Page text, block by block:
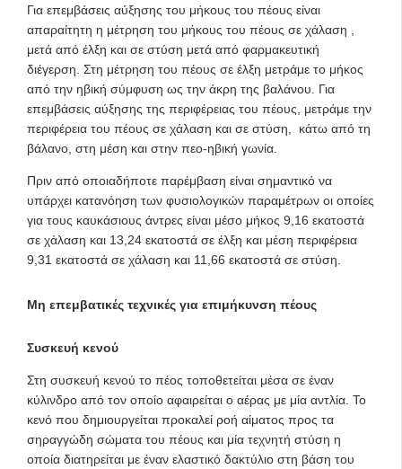
Για επεμβάσεις αύξησης του μήκους του πέους είναι
απαραίτητη η μέτρηση του μήκους του πέους σε χάλαση ,
μετά από έλξη και σε στύση μετά από φαρμακευτική
διέγερση. Στη μέτρηση του πέους σε έλξη μετράμε το μήκος
από την ηβική σύμφυση ως την άκρη της βαλάνου. Για
επεμβάσεις αύξησης της περιφέρειας του πέους, μετράμε την
περιφέρεια του πέους σε χάλαση και σε στύση, κάτω από τη
βάλανο, στη μέση και στην πεο-ηβική γωνία.
Πριν από οποιαδήποτε παρέμβαση είναι σημαντικό να
υπάρχει κατανόηση των φυσιολογικών παραμέτρων οι οποίες
για τους καυκάσιους άντρες είναι μέσο μήκος 9,16 εκατοστά
σε χάλαση και 13,24 εκατοστά σε έλξη και μέση περιφέρεια
9,31 εκατοστά σε χάλαση και 11,66 εκατοστά σε στύση.
Μη επεμβατικές τεχνικές για επιμήκυνση πέους
Συσκευή κενού
Στη συσκευή κενού το πέος τοποθετείται μέσα σε έναν
κύλινδρο από τον οποίο αφαιρείται ο αέρας με μία αντλία. Το
κενό που δημιουργείται προκαλεί ροή αίματος προς τα
σηραγγώδη σώματα του πέους και μία τεχνητή στύση η
οποία διατηρείται με έναν ελαστικό δακτύλιο στη βάση του